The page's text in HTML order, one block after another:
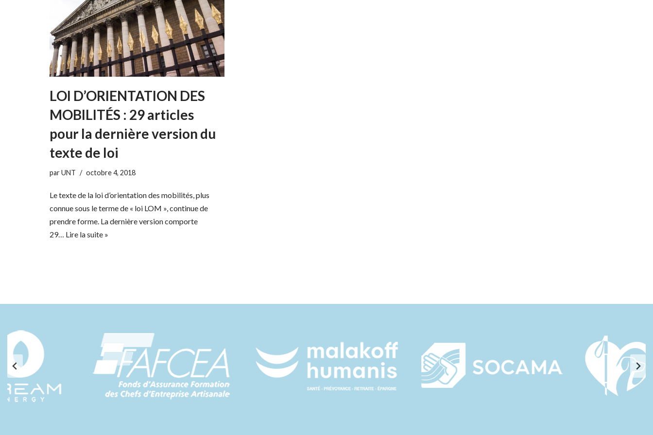
LOI D’ORIENTATION DES
MOBILITÉS : 29 articles
pour la dernière version du
texte de loi
parUNT octobre 4, 2018
Le texte de la loi d’orientation des mobilités, plus
connue sous le terme de « loi LOM », continue de
prendre forme. La dernière version comporte
29… Lire la suite »